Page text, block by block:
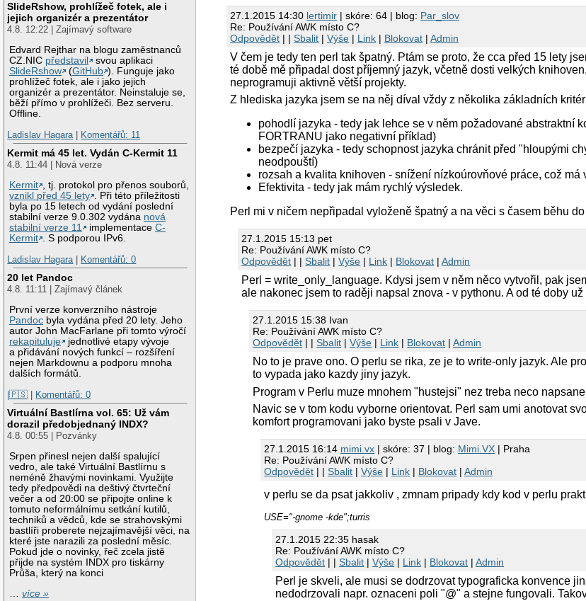
SlideRshow, prohlížeč fotek, ale i
jejich organizér a prezentátor
4.8. 12:22 | Zajímavý software
Edvard Rejthar na blogu zaměstnanců
CZ.NIC představil
svou aplikaci
SlideRshow
(GitHub ). Funguje jako
prohlížeč fotek, ale i jako jejich
organizér a prezentátor. Neinstaluje se,
běží přímo v prohlížeči. Bez serveru.
Offline.
Ladislav Hagara | Komentářů: 11
Kermit má 45 let. Vydán C-Kermit 11
4.8. 11:44 | Nová verze
Kermit , tj. protokol pro přenos souborů,
vznikl před 45 lety . Při této příležitosti
byla po 15 letech od vydání poslední
stabilní verze 9.0.302 vydána nová
stabilní verze 11
implementaceC-
Kermit . S podporou IPv6.
Ladislav Hagara | Komentářů: 0
20 let Pandoc
4.8. 11:11 | Zajímavý článek
První verze konverzního nástroje
Pandoc byla vydána před 20 lety. Jeho
autor John MacFarlane při tomto výročí
rekapituluje
jednotlivé etapy vývoje
a přidávání nových funkcí – rozšíření
nejen Markdownu a podporu mnoha
dalších formátů.
|🇵🇸 | Komentářů: 0
Virtuální Bastlírna vol. 65: Už vám
dorazil předobjednaný INDX?
4.8. 00:55 | Pozvánky
Srpen přinesl nejen další spalující
vedro, ale také Virtuální Bastlírnu s
neméně žhavými novinkami. Využijte
tedy předpovědi na deštivý čtvrteční
večer a od 20:00 se připojte online k
tomuto neformálnímu setkání kutilů,
techniků a vědců, kde se strahovskými
bastlíři proberete nejzajímavější věci, na
které jste narazili za poslední měsíc.
Pokud jde o novinky, řeč zcela jistě
přijde na systém INDX pro tiskárny
Průša, který na konci
…více »
27.1.2015 14:30 lertimir | skóre: 64 | blog: Par_slov
Re: Používání AWK místo C?
Odpovědět | |Sbalit |Výše | Link | Blokovat |Admin
V čem je tedy ten perl tak špatný. Ptám se proto, že cca před 15 lety
té době mě připadal dost příjemný jazyk, včetně dosti velkých
neprogramuji aktivně větší projekty.
Z hlediska jazyka jsem se na něj díval vždy z několika základních
pohodlí jazyka - tedy jak lehce se v něm požadované abstraktní
FORTRANU jako negativní příklad)
bezpečí jazyka - tedy schopnost jazyka chránit před "hloupými
neodpouští)
rozsah a kvalita knihoven - snížení nízkoúrovňové práce, což
Efektivita - tedy jak mám rychlý výsledek.
Perl mi v ničem nepřipadal vyloženě špatný a na věci s časem běhu
27.1.2015 15:13 pet
Re: Používání AWK místo C?
Odpovědět | |Sbalit |Výše | Link | Blokovat |Admin
Perl = write_only_language. Kdysi jsem v něm něco vytvořil, pak
ale nakonec jsem to raději napsal znova - v pythonu. A od té doby
27.1.2015 15:38 Ivan
Re: Používání AWK místo C?
Odpovědět | |Sbalit |Výše | Link | Blokovat |Admin
No to je prave ono. O perlu se rika, ze je to write-only jazyk. Ale
to vypada jako kazdy jiny jazyk.
Program v Perlu muze mnohem "hustejsi" nez treba neco
Navic se v tom kodu vyborne orientovat. Perl sam umi anotovat
komfort programovani jako byste psali v Jave.
27.1.2015 16:14 mimi.vx | skóre: 37 | blog: Mimi.VX | Praha
Re: Používání AWK místo C?
Odpovědět | |Sbalit |Výše | Link | Blokovat |Admin
v perlu se da psat jakkoliv , zmnam pripady kdy kod v perlu
USE="-gnome -kde";turris
27.1.2015 22:35 hasak
Re: Používání AWK místo C?
Odpovědět | |Sbalit |Výše | Link | Blokovat |Admin
Perl je skveli, ale musi se dodrzovat typograficka konvence
nedodrzovali napr. oznaceni poli "@" a stejne fungovali.